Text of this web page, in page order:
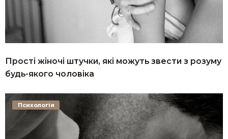
Прості жіночі штучки, які можуть звести з розуму
будь-якого чоловіка
Психологія